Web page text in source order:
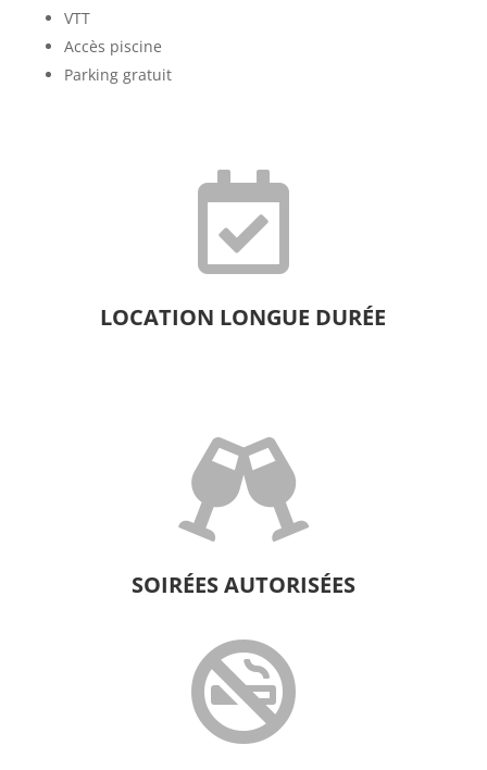
VTT
Accès piscine
Parking gratuit

LOCATION LONGUE DURÉE

SOIRÉES AUTORISÉES
